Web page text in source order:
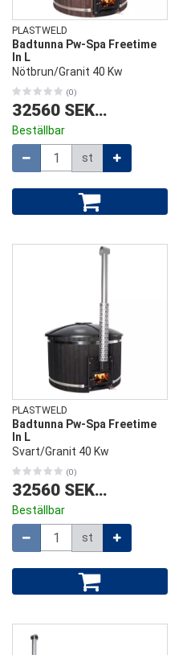
PLASTWELD
Badtunna Pw-Spa Freetime
In L
Nötbrun/Granit 40 Kw
(0)
32560 SEK
/
Beställbar
st
PLASTWELD
Badtunna Pw-Spa Freetime
In L
Svart/Granit 40 Kw
(0)
32560 SEK
/
Beställbar
st